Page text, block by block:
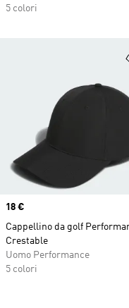
5 colori
Price
18 €
Cappellino da golf
Crestable
Uomo Performance
5 colori